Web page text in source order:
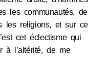
les communautés, de
les religions, et sur ce
cet éclectisme qui
à l’altérité, de me